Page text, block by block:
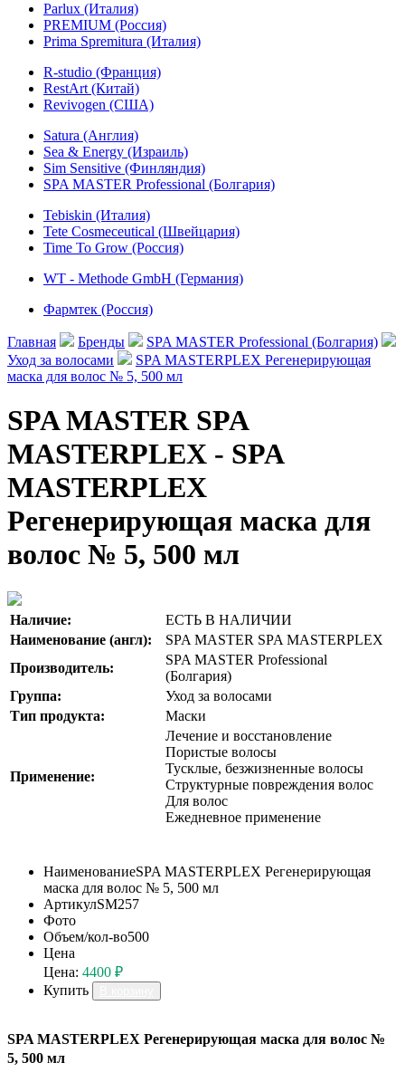
Parlux (Италия)
PREMIUM (Россия)
Prima Spremitura (Италия)
R-studio (Франция)
RestArt (Китай)
Revivogen (США)
Satura (Англия)
Sea & Energy (Израиль)
Sim Sensitive (Финляндия)
SPA MASTER Professional (Болгария)
Tebiskin (Италия)
Tete Cosmeceutical (Швейцария)
Time To Grow (Россия)
WT - Methode GmbH (Германия)
Фармтек (Россия)
Главная Бренды
SPA MASTER Professional (Болгария)
Уход за волосами
SPA MASTERPLEX Регенерирующая
маска для волос № 5, 500 мл
SPA MASTER SPA
MASTERPLEX - SPA
MASTERPLEX
Регенерирующая маска для
волос № 5, 500 мл
Наличие:
ЕСТЬ В НАЛИЧИИ
Наименование (англ):
SPA MASTER SPA MASTERPLEX
Производитель:
SPA MASTER Professional
(Болгария)
Группа:
Уход за волосами
Тип продукта:
Маски
Применение:
Лечение и восстановление
Пористые волосы
Тусклые, безжизненные волосы
Структурные повреждения волос
Для волос
Ежедневное применение
НаименованиеSPA MASTERPLEX Регенерирующая
маска для волос № 5, 500 мл
АртикулSM257
Фото
Объем/кол-во500
Цена
Цена: 4400 ₽
Купить
SPA MASTERPLEX Регенерирующая маска для волос №
5, 500 мл